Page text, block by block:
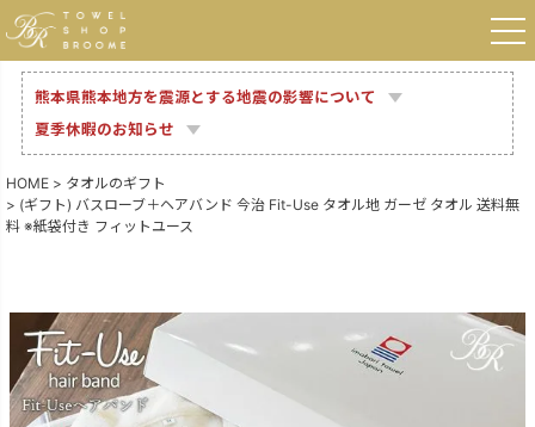
熊本県熊本地方を震源とする地震の影響について
夏季休暇のお知らせ
HOME
タオルのギフト
(ギフト) バスローブ＋ヘアバンド 今治 Fit-Use タオル地 ガーゼ タオル 送料無
料 ※紙袋付き フィットユース